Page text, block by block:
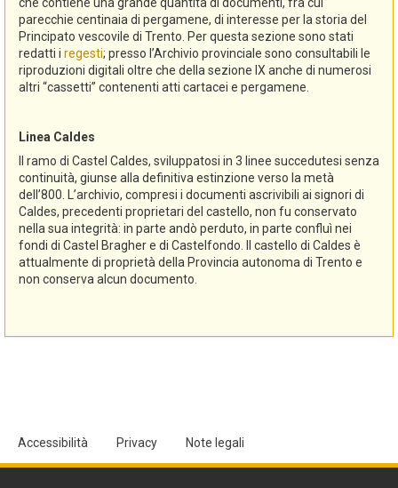
parecchie centinaia di pergamene, di interesse per la storia del
Principato vescovile di Trento. Per questa sezione sono stati
redatti i regesti; presso l’Archivio provinciale sono consultabili le
riproduzioni digitali oltre che della sezione IX anche di numerosi
altri “cassetti” contenenti atti cartacei e pergamene.
Linea Caldes
Il ramo di Castel Caldes, sviluppatosi in 3 linee succedutesi senza
continuità, giunse alla definitiva estinzione verso la metà
dell’800. L’archivio, compresi i documenti ascrivibili ai signori di
Caldes, precedenti proprietari del castello, non fu conservato
nella sua integrità: in parte andò perduto, in parte confluì nei
fondi di Castel Bragher e di Castelfondo. Il castello di Caldes è
attualmente di proprietà della Provincia autonoma di Trento e
non conserva alcun documento.
Accessibilità Privacy Note legali